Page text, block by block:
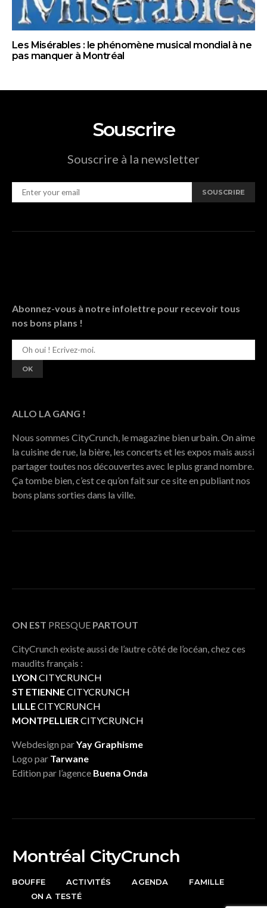
Les Misérables : le phénomène musical mondial à ne
pas manquer à Montréal
Souscrire
Souscrire à la newsletter
SOUSCRIRE
Abonnez-vous à notre infolettre pour recevoir tous
nos bons plans !
ALLO LA GANG !
Nous sommes CityCrunch, le magazine bien urbain. On aime
la cuisine de rue, la bière, les concerts et les expos mais aussi
partager toutes nos découvertes avec le plus grand nombre.
Ça tombe bien, c’est ce qu’on fait sur ce site en publiant nos
bons plans sorties dans la ville.
ON EST PRESQUE PARTOUT
CityCrunch existe aussi de l’autre côté de l’océan, chez ces
maudits français :
LYON CITYCRUNCH
ST ETIENNECITYCRUNCH
LILLECITYCRUNCH
MONTPELLIERCITYCRUNCH
Webdesign parYay Graphisme
Logo par Tarwane
Edition par l’agence Buena Onda
Montréal CityCrunch
BOUFFE ACTIVITÉS AGENDA
FAMILLE
ON A TESTÉ